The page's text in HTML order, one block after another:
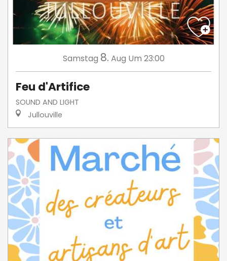
Samstag 8. Aug Um 23:00
Feu d'Artifice
SOUND AND LIGHT
Jullouville